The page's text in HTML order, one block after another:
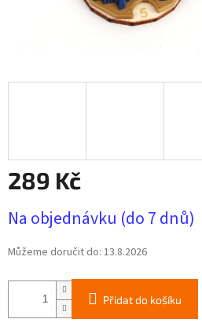
289 Kč
cena:
Na objednávku (do 7 dnů)
Můžeme doručit do: 13.8.2026
Přidat do košíku